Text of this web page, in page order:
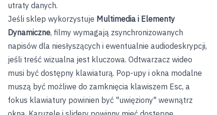
utraty danych.
Jeśli sklep wykorzystuje Multimedia i Elementy
Dynamiczne, filmy wymagają zsynchronizowanych
napisów dla niesłyszących i ewentualnie audiodeskrypcji,
jeśli treść wizualna jest kluczowa. Odtwarzacz wideo
musi być dostępny klawiaturą. Pop-upy i okna modalne
muszą być możliwe do zamknięcia klawiszem Esc, a
fokus klawiatury powinien być "uwięziony" wewnątrz